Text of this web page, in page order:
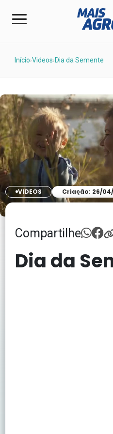
Início›Videos› Dia da Semente
VIDEOS Criação: 26/
Compartilhe
Dia da